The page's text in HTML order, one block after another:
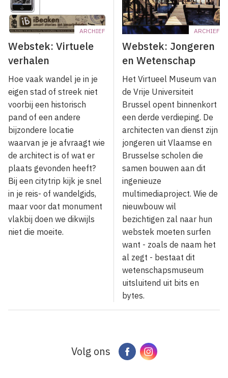
ARCHIEF
Webstek: Virtuele
verhalen
Hoe vaak wandel je in je
eigen stad of streek niet
voorbij een historisch
pand of een andere
bijzondere locatie
waarvan je je afvraagt wie
de architect is of wat er
plaats gevonden heeft?
Bij een citytrip kijk je snel
in je reis- of wandelgids,
maar voor dat monument
vlakbij doen we dikwijls
niet die moeite.
ARCHIEF
Webstek: Jongeren
en Wetenschap
Het Virtueel Museum van
de Vrije Universiteit
Brussel opent binnenkort
een derde verdieping. De
architecten van dienst zijn
jongeren uit Vlaamse en
Brusselse scholen die
samen bouwen aan dit
ingenieuze
multimediaproject. Wie de
nieuwbouw wil
bezichtigen zal naar hun
webstek moeten surfen
want - zoals de naam het
al zegt - bestaat dit
wetenschapsmuseum
uitsluitend uit bits en
bytes.
Volg ons FacebookInstagram